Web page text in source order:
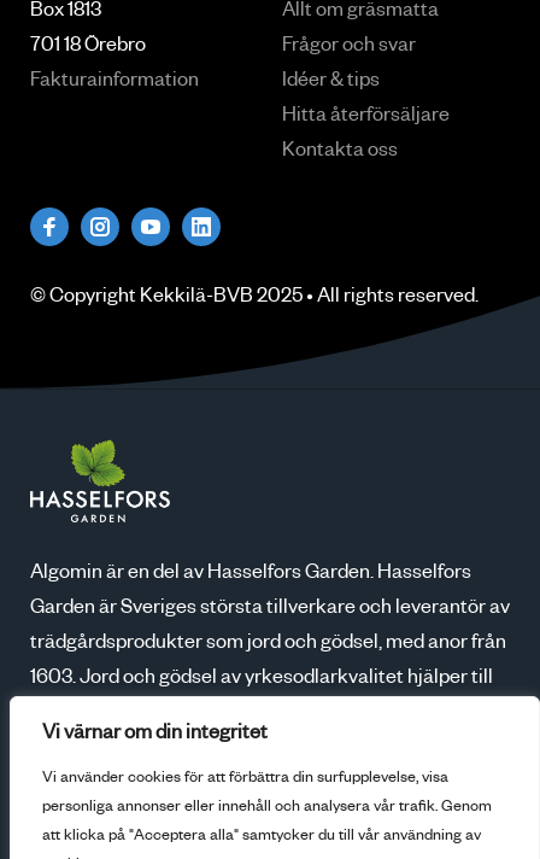
Vi värnar om din integritet
Vi använder cookies för att förbättra din surfupplevelse, visa
personliga annonser eller innehåll och analysera vår trafik. Genom
att klicka på "Acceptera alla" samtycker du till vår användning av
Box 1813
701 18 Örebro
Fakturainformation
Allt om gräsmatta
Frågor och svar
Idéer & tips
Hitta återförsäljare
Kontakta oss
© Copyright Kekkilä-BVB 2025 • All rights reserved.
Algomin är en del av Hasselfors Garden. Hasselfors
Garden är Sveriges största tillverkare och leverantör av
trädgårdsprodukter som jord och gödsel, med anor från
1603. Jord och gödsel av yrkesodlarkvalitet hjälper till
vi för en bättre framtid.